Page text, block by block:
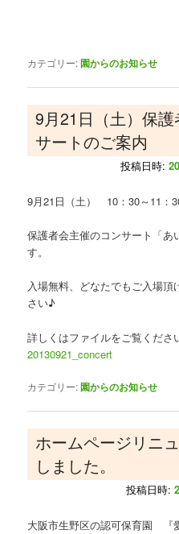
カテゴリー:園からのお知らせ
9月21日（土）保
サートのご案内
投稿日時:
9月21日（土） 10：30～11：
保護者会主催のコンサート「あ
す。
入場無料、どなたでもご入場
さい♪
詳しくはファイルをご覧くださ
20130921_concert
カテゴリー:園からのお知らせ
ホームページリニ
しました。
投稿日時:
大阪市生野区の認可保育園 『